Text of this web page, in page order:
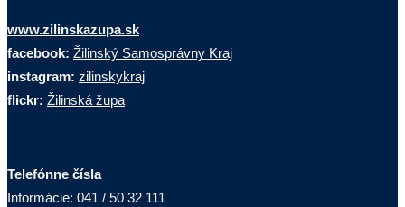
www.zilinskazupa.sk
facebook: Žilinský Samosprávny Kraj
instagram: zilinskykraj
flickr: Žilinská župa
Telefónne čísla
Informácie: 041 / 50 32 111